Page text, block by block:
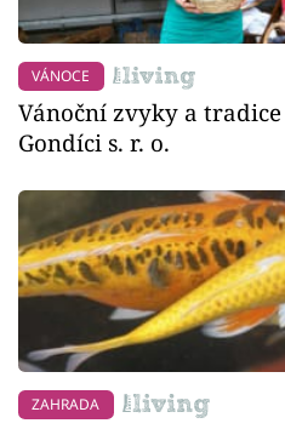
VÁNOCE
Vánoční zvyky a
Gondíci s. r. o.
ZAHRADA